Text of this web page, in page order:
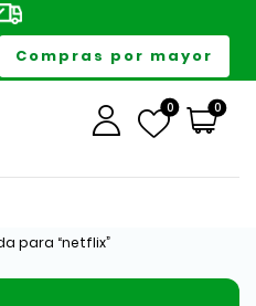
Compras por mayor
0 0
para “netflix”